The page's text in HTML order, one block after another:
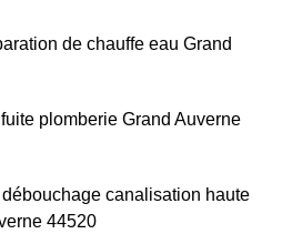
de chauffe eau Grand
plomberie Grand Auverne
canalisation haute
44520